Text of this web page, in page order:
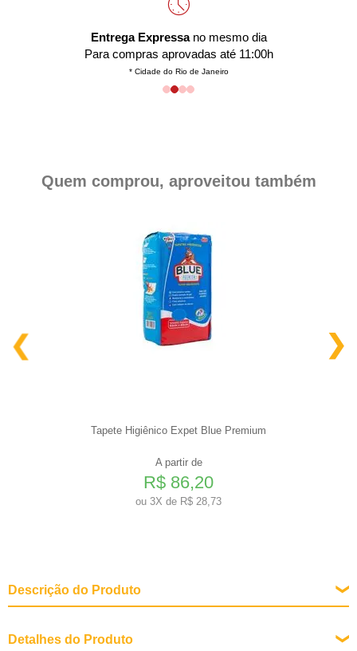
Entrega Expressano mesmo dia
Para compras aprovadas até 11:00h
* Cidade do Rio de Janeiro
Quem comprou, aproveitou também
Tapete Higiênico Expet Blue Premium
A partir de
R$ 86,20
ou 3X de R$ 28,73
Descrição do Produto
Detalhes do Produto